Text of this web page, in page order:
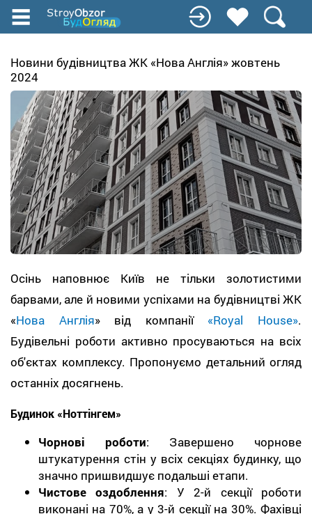
Перейти
содержанию
Новини будівництва ЖК «Нова Англія» жовтень
2024
Осінь наповнює Київ не тільки золотистими
барвами, але й новими успіхами на будівництві ЖК
«Нова Англія» від компанії «Royal House».
Будівельні роботи активно просуваються на всіх
об'єктах комплексу. Пропонуємо детальний огляд
останніх досягнень.
Будинок «Ноттінгем»
Чорнові роботи: Завершено чорнове
штукатурення стін у всіх секціях будинку, що
значно пришвидшує подальші етапи.
Чистове оздоблення: У 2-й секції роботи
виконані на 70%, а у 3-й секції на 30%. Фахівці